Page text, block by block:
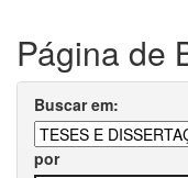
Página de
Buscar em:
por